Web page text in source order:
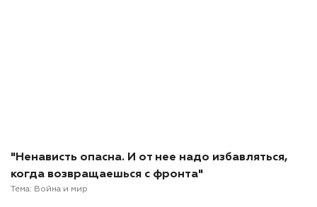
"Ненависть опасна. И от нее надо избавляться,
когда возвращаешься с фронта"
Тема: Война и мир